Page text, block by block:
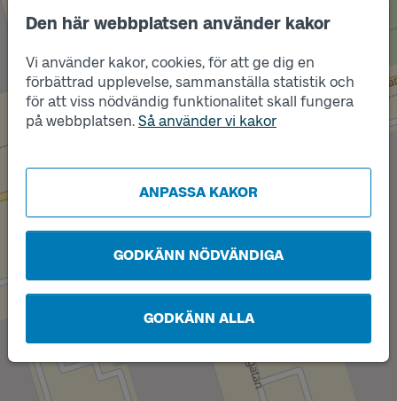
Den här webbplatsen använder kakor
Vi använder kakor, cookies, för att ge dig en
förbättrad upplevelse, sammanställa statistik och
för att viss nödvändig funktionalitet skall fungera
på webbplatsen. Så använder vi kakor
ANPASSA KAKOR
GODKÄNN NÖDVÄNDIGA
GODKÄNN ALLA
Läge
A
Läge
B